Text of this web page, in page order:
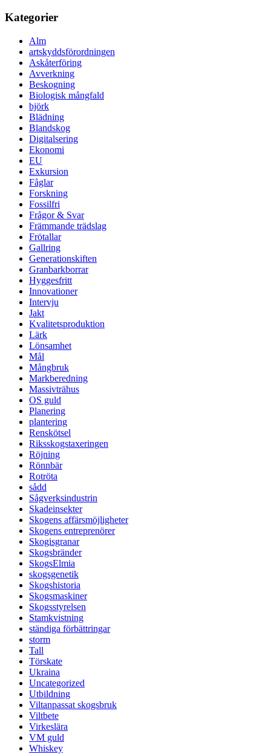
Kategorier
Alm
artskyddsförordningen
Askåterföring
Avverkning
Beskogning
Biologisk mångfald
björk
Blädning
Blandskog
Digitalsering
Ekonomi
EU
Exkursion
Fåglar
Forskning
Fossilfri
Frågor & Svar
Främmande trädslag
Frötallar
Gallring
Generationskiften
Granbarkborrar
Hyggesfritt
Innovationer
Intervju
Jakt
Kvalitetsproduktion
Lärk
Lönsamhet
Mål
Mångbruk
Markberedning
Massivträhus
OS guld
Planering
plantering
Renskötsel
Riksskogstaxeringen
Röjning
Rönnbär
Rotröta
sådd
Sågverksindustrin
Skadeinsekter
Skogens affärsmöjligheter
Skogens entreprenörer
Skogisgranar
Skogsbränder
SkogsElmia
skogsgenetik
Skogshistoria
Skogsmaskiner
Skogsstyrelsen
Stamkvistning
ständiga förbättringar
storm
Tall
Törskate
Ukraina
Uncategorized
Utbildning
Viltanpassat skogsbruk
Viltbete
Virkeslära
VM guld
Whiskey